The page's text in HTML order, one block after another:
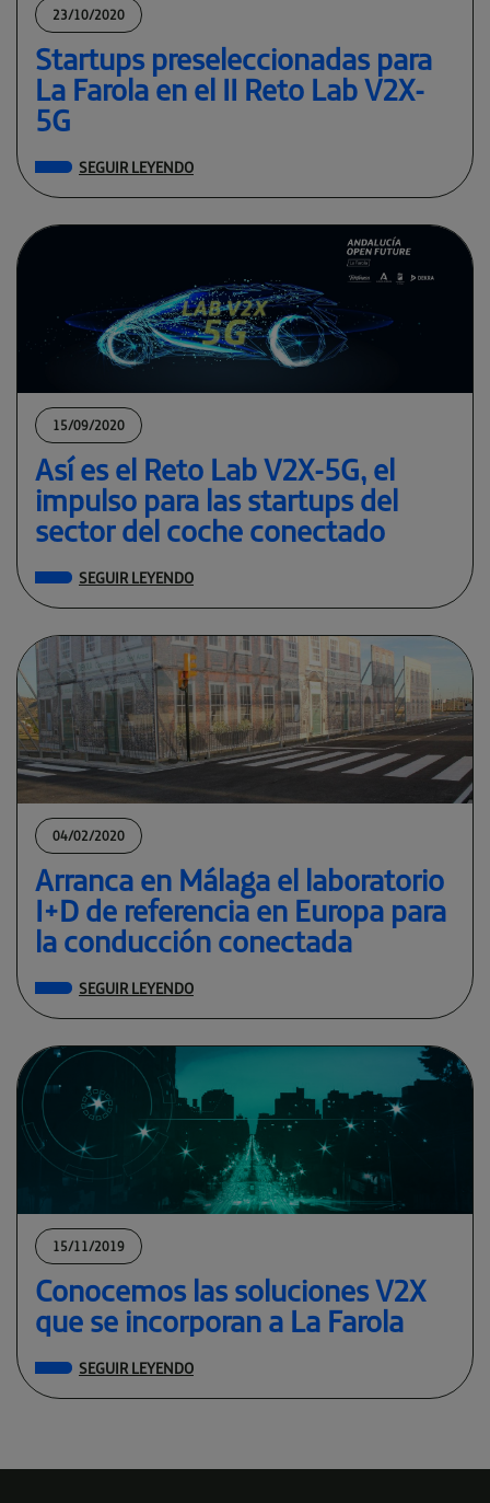
23/10/2020
Startups preseleccionadas para
La Farola en el II Reto Lab V2X-
5G
SEGUIR LEYENDO
15/09/2020
Así es el Reto Lab V2X-5G, el
impulso para las startups del
sector del coche conectado
SEGUIR LEYENDO
04/02/2020
Arranca en Málaga el laboratorio
I+D de referencia en Europa para
la conducción conectada
SEGUIR LEYENDO
15/11/2019
Conocemos las soluciones V2X
que se incorporan a La Farola
SEGUIR LEYENDO